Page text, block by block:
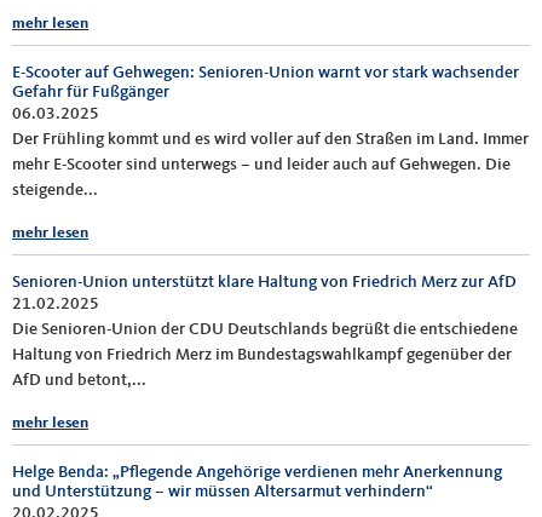
mehr lesen
E-Scooter auf Gehwegen: Senioren-Union warnt vor stark wachsender
Gefahr für Fußgänger
06.03.2025
Der Frühling kommt und es wird voller auf den Straßen im Land. Immer
mehr E-Scooter sind unterwegs – und leider auch auf Gehwegen. Die
steigende...
mehr lesen
Senioren-Union unterstützt klare Haltung von Friedrich Merz zur AfD
21.02.2025
Die Senioren-Union der CDU Deutschlands begrüßt die entschiedene
Haltung von Friedrich Merz im Bundestagswahlkampf gegenüber der
AfD und betont,...
mehr lesen
Helge Benda: „Pflegende Angehörige verdienen mehr Anerkennung
und Unterstützung – wir müssen Altersarmut verhindern“
20.02.2025